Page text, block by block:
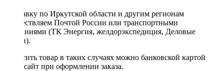
Отправку по Иркутской области и другим регионам
осуществляем Почтой России или транспортными
компаниями (ТК Энергия, желдорэкспедиция, Деловые
линии).
Оплатить товар в таких случаях можно банковской картой
через сайт при оформлении заказа.